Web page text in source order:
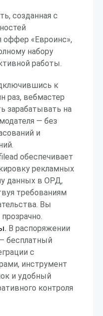
созданная с
оффер «Евроинс»,
набору
работы.
к
раз, вебмастер
зарабатывать на
— без
и
обеспечивает
рекламных
данных в ОРД,
требованиям
Вы
В распоряжении
бесплатный
с
инструмент
и удобный
контроля